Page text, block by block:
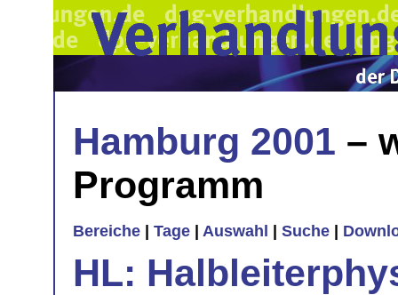
Hamburg 2001 –
Programm
Bereiche Tage Auswahl Suche
HL: